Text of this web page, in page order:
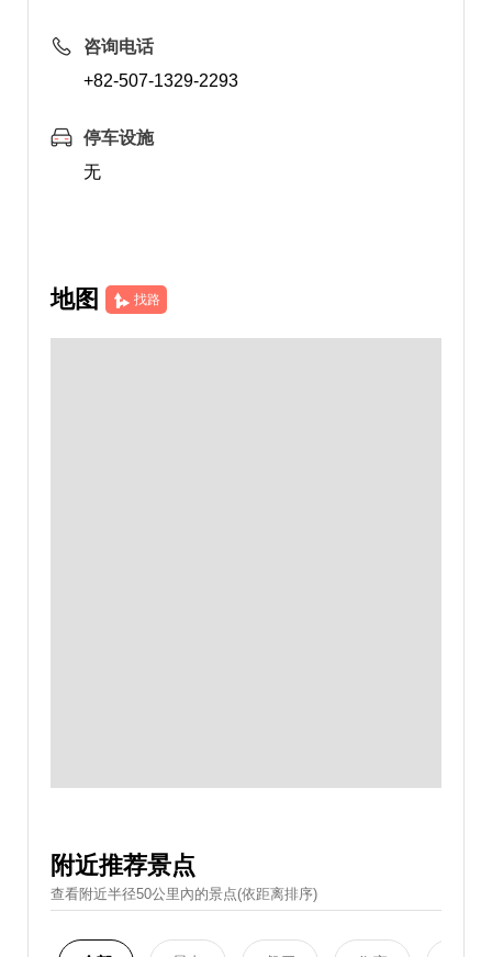
咨询电话
+82-507-1329-2293
停车设施
无
地图 找路
附近推荐景点
查看附近半径50公里內的景点(依距离排序)